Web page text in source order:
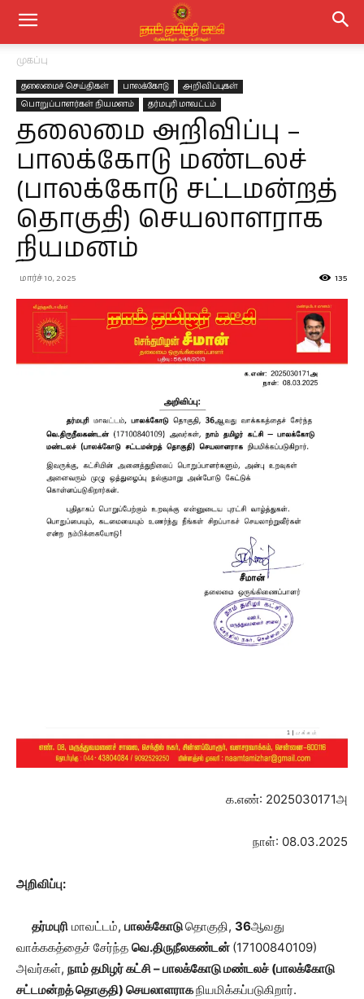
முகப்பு
தலைமைச் செய்திகள் பாலக்கோடு
அறிவிப்புகள்
பொறுப்பாளர்கள் நியமனம்
தர்மபுரி மாவட்டம்
தலைமை அறிவிப்பு –
பாலக்கோடு மண்டலச்
(பாலக்கோடு சட்டமன்றத்
தொகுதி) செயலாளராக
நியமனம்
மார்ச் 10, 2025 135
க.எண்: 2025030171அ
நாள்: 08.03.2025
அறிவிப்பு:
தர்மபுரி மாவட்டம், பாலக்கோடுதொகுதி, 36ஆவது
வாக்ககத்தைச் சேர்ந்த வெ.திருநீலகண்டன் (17100840109)
அவர்கள், நாம் தமிழர் கட்சி – பாலக்கோடு மண்டலச் (பாலக்கோடு
சட்டமன்றத் தொகுதி) செயலாளராகநியமிக்கப்படுகிறார்.